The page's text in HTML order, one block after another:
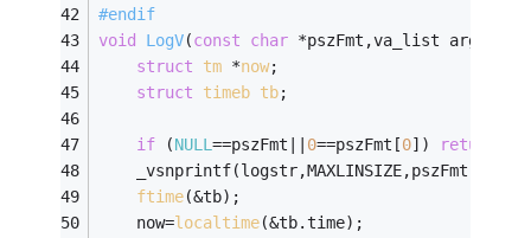
#endif
void
LogV(const char *pszFmt,va_list argp)
struct
tm *now;
struct
timeb tb;
if (NULL==pszFmt|| 0==pszFmt[0]) return
ftime(&tb);
    now=
localtime(&tb.time);